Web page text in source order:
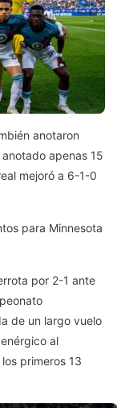
anotaron
apenas 15
mejoró a 6-1-0
para Minnesota
por 2-1 ante
de un largo vuelo
al
primeros 13